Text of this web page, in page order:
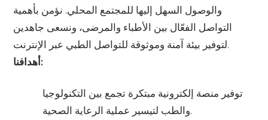
والوصول السهل إليها للمجتمع المحلي. نؤمن بأهمية
التواصل الفعّال بين الأطباء والمرضى، ونسعى جاهدين
لتوفير بيئة آمنة وموثوقة للتواصل الطبي عبر الإنترنت.
أهدافنا:
توفير منصة إلكترونية مبتكرة تجمع بين التكنولوجيا
والطب لتيسير عملية الرعاية الصحية.